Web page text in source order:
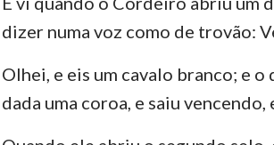
Deuteronômio Josué
Juízes Rute
dizer numa voz como de trovão:
Olhei, e eis um cavalo branco; e
dada uma coroa, e saiu vencendo,